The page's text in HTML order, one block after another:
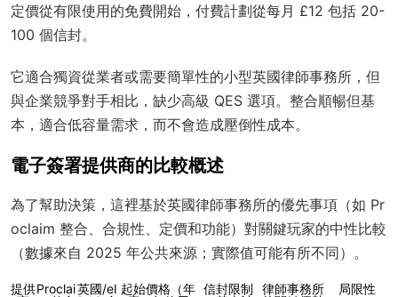
定價從有限使用的免費開始，付費計劃從每月 £12 包括 20-
100 個信封。
它適合獨資從業者或需要簡單性的小型英國律師事務所，但
與企業競爭對手相比，缺少高級 QES 選項。整合順暢但基
本，適合低容量需求，而不會造成壓倒性成本。
電子簽署提供商的比較概述
為了幫助決策，這裡基於英國律師事務所的優先事項（如 Pr
oclaim 整合、合規性、定價和功能）對關鍵玩家的中性比較
（數據來自 2025 年公共來源；實際值可能有所不同）。
提供Proclai英國/eI 起始價格（年 信封限制
律師事務所
局限性